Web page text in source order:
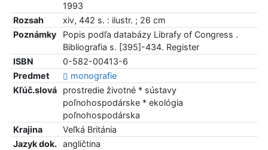
1993
Rozsah
xiv, 442 s. : ilustr. ; 26 cm
Poznámky
Popis podľa databázy Librafy of Congress .
Bibliografia s. [395]-434. Register
ISBN
0-582-00413-6
Predmet
monografie
Kľúč.slová
prostredie životné * sústavy
poľnohospodárske * ekológia
poľnohospodárska
Krajina
Veľká Británia
Jazyk dok.
angličtina